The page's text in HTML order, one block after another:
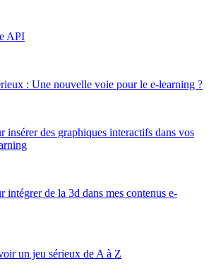
API
: Une nouvelle voie pour le e-learning ?
insérer des graphiques interactifs dans vos
intégrer de la 3d dans mes contenus e-
un jeu sérieux de A à Z